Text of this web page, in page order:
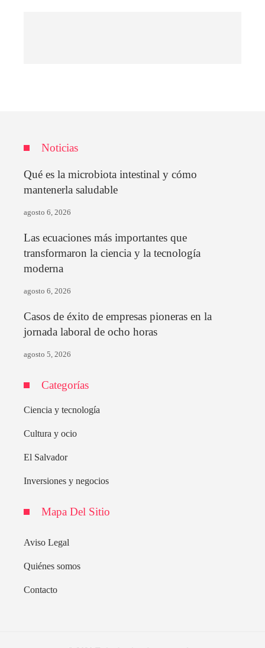
Noticias
Qué es la microbiota intestinal y cómo
mantenerla saludable
agosto 6, 2026
Las ecuaciones más importantes que
transformaron la ciencia y la tecnología
moderna
agosto 6, 2026
Casos de éxito de empresas pioneras en la
jornada laboral de ocho horas
agosto 5, 2026
Categorías
Ciencia y tecnología
Cultura y ocio
El Salvador
Inversiones y negocios
Mapa Del Sitio
Aviso Legal
Quiénes somos
Contacto